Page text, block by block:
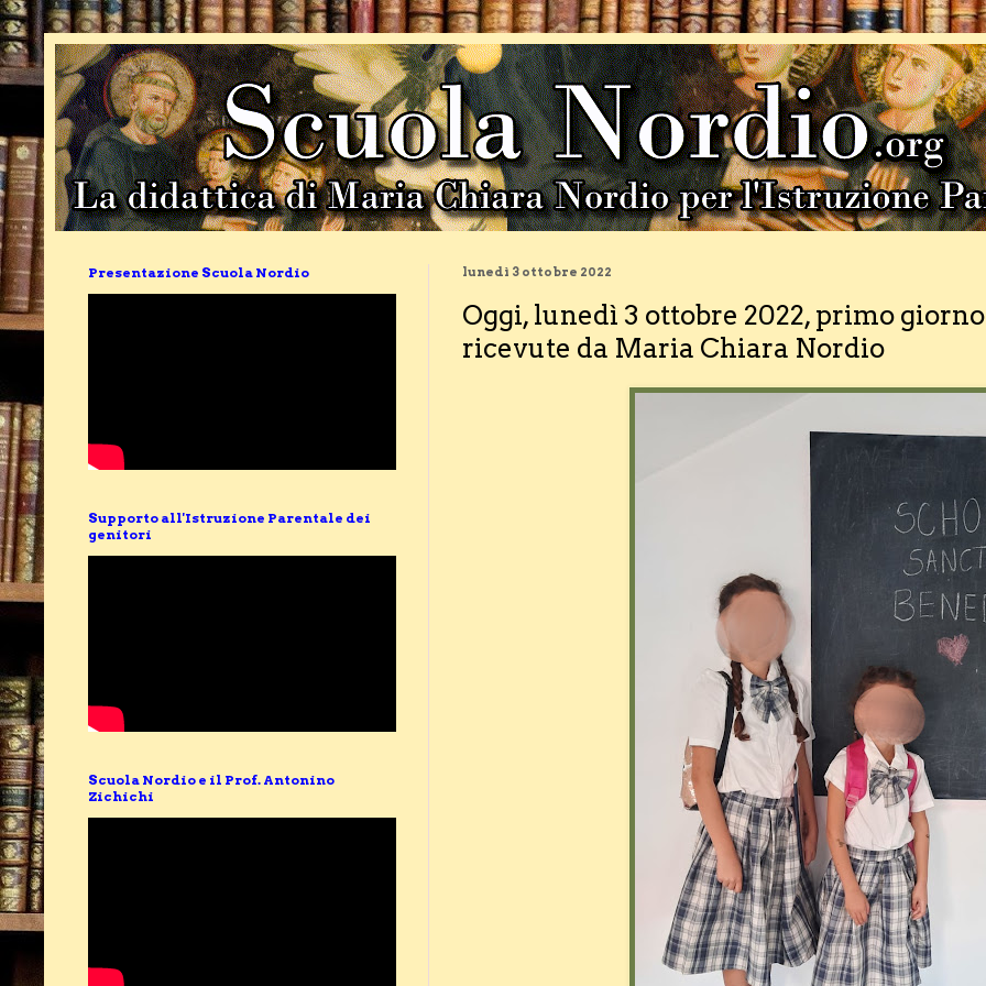
lunedì 3 ottobre 2022
Oggi, lunedì 3 ottobre 2022, primo
ricevute da Maria Chiara Nordio
Presentazione Scuola Nordio
Supporto all'Istruzione Parentale dei
genitori
Scuola Nordio e il Prof. Antonino
Zichichi